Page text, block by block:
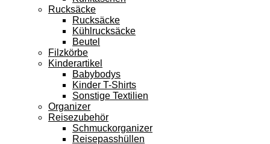
Rucksäcke
Rucksäcke
Kühlrucksäcke
Beutel
Filzkörbe
Kinderartikel
Babybodys
Kinder T-Shirts
Sonstige Textilien
Organizer
Reisezubehör
Schmuckorganizer
Reisepasshüllen